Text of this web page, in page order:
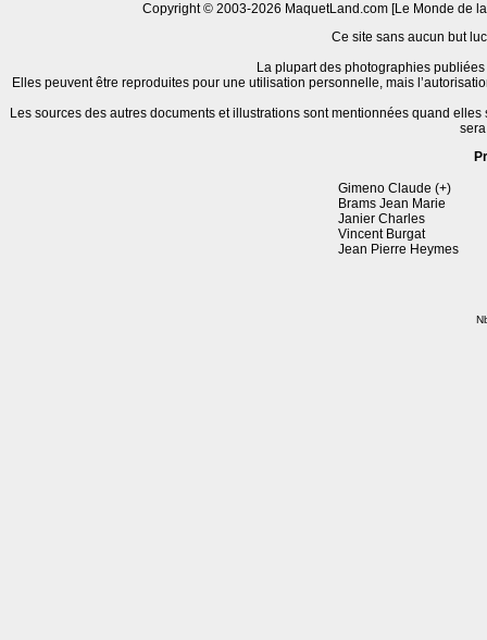
Copyright © 2003-2026 MaquetLand.com [Le Monde de
Ce site sans aucun but
La plupart des photographies
Elles peuvent être reproduites pour une utilisation personnelle, mais
Les sources des autres documents et illustrations sont mentionnées quand
Gimeno Claude (+)
Brams Jean Marie
Janier Charles
Vincent Burgat
Jean Pierre Heymes